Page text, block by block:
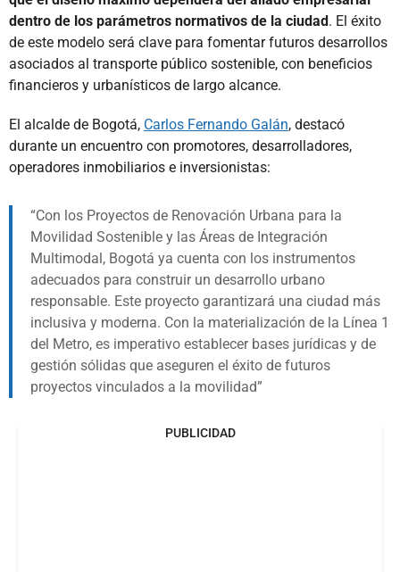
dentro de los parámetros normativos de la ciudad. El éxito
de este modelo será clave para fomentar futuros desarrollos
asociados al transporte público sostenible, con beneficios
financieros y urbanísticos de largo alcance.
El alcalde de Bogotá, Carlos Fernando Galán, destacó
durante un encuentro con promotores, desarrolladores,
operadores inmobiliarios e inversionistas:
Con los Proyectos de Renovación Urbana para la
Movilidad Sostenible y las Áreas de Integración
Multimodal, Bogotá ya cuenta con los instrumentos
adecuados para construir un desarrollo urbano
responsable. Este proyecto garantizará una ciudad más
inclusiva y moderna. Con la materialización de la Línea 1
del Metro, es imperativo establecer bases jurídicas y de
gestión sólidas que aseguren el éxito de futuros
proyectos vinculados a la movilidad
PUBLICIDAD